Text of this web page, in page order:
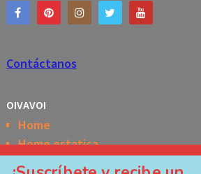
Contáctanos
OIVAVOI
Home
Home estatica
Horóscopo semanal de la Kabbalah